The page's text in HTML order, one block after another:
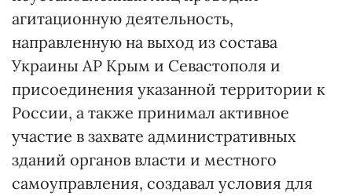
агитационную деятельность,
направленную на выход из состава
Украины АР Крым и Севастополя и
присоединения указанной территории к
России, а также принимал активное
участие в захвате административных
зданий органов власти и местного
самоуправления, создавал условия для